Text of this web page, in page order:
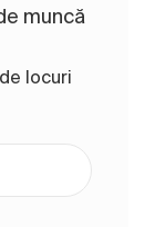
muncă
locuri